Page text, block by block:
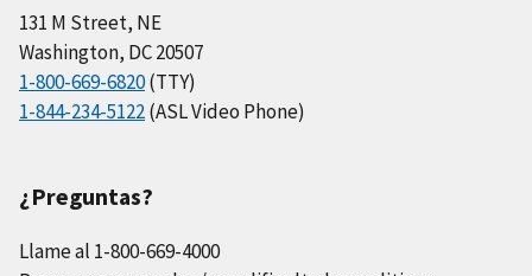
131 M Street, NE
Washington, DC 20507
1-800-669-6820(TTY)
1-844-234-5122(ASL Video Phone)
¿Preguntas?
Llame al 1-800-669-4000